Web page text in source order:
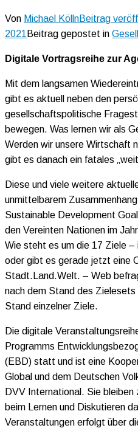
Von Michael KöllnBeitrag
2021 Beitrag gepostet in
Digitale Vortragsreihe zur
Mit dem langsamen
gibt es aktuell neben den
gesellschaftspolitische
bewegen. Was lernen wir als
Werden wir unsere Wirtschaft
gibt es danach ein fatales
Diese und viele weitere
unmittelbarem
Sustainable Development
den Vereinten Nationen im
Wie steht es um die 17 Ziele
oder gibt es gerade jetzt eine
Stadt.Land.Welt. – Web
nach dem Stand des Zielesets
Stand einzelner Ziele.
Die digitale
Programms
(EBD) statt und ist eine
Global und dem Deutschen
DVV International. Sie bleiben
beim Lernen und Diskutieren
Veranstaltungen erfolgt über